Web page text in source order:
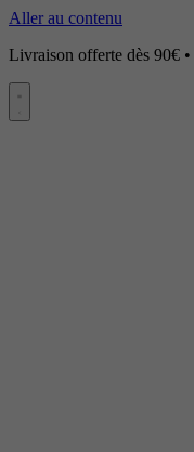
Aller au contenu
Livraison offerte dès 90€